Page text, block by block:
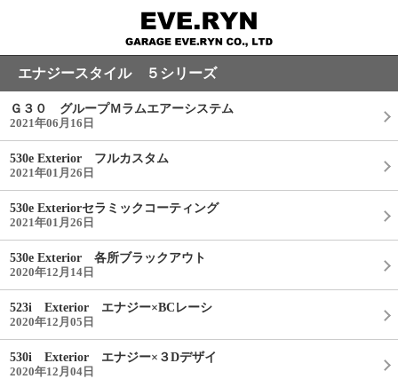
エナジースタイル ５シリーズ
Ｇ３０ グループＭラムエアーシステム
2021年06月16日
530e Exterior フルカスタム
2021年01月26日
530e Exteriorセラミックコーティング
2021年01月26日
530e Exterior 各所ブラックアウト
2020年12月14日
523i Exterior エナジー×BCレーシ
2020年12月05日
530i Exterior エナジー×３Dデザイ
2020年12月04日